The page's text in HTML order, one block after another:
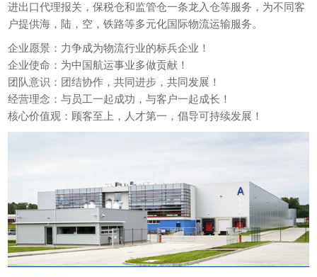
进出口代理报关，保税仓和监管仓一条龙入仓等服务，为不同客
户提供海，陆，空，铁路等多元化国际物流运输服务。
企业愿景：力争成为物流行业的标兵企业！
企业使命：为中国航运事业多做贡献！
团队意识：团结协作，共同进步，共同发展！
经营理念：与员工一起成功，与客户一起成长！
核心价值观：顾客至上，人才第一，倡导可持续发展！